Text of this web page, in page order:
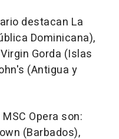
destacan La
Dominicana),
Gorda (Islas
(Antigua y
Opera son:
(Barbados),